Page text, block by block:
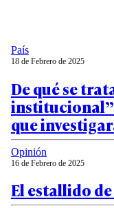
País
18 de Febrero de 2025
De qué se
que
Opinión
16 de Febrero de 2025
El estallido